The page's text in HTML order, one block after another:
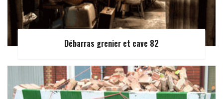
Débarras grenier et cave 82